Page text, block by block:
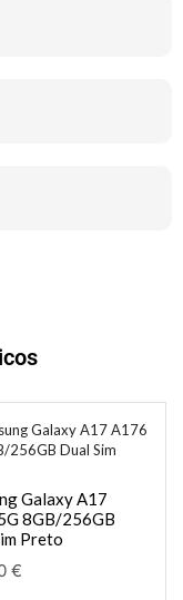
Galaxy A17
8GB/256GB
Preto
€